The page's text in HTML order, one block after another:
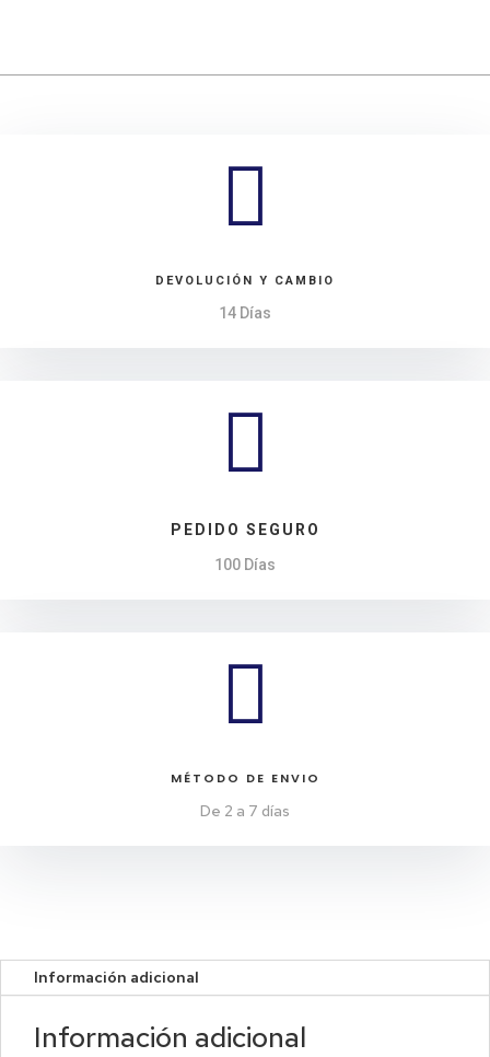

DEVOLUCIÓN Y CAMBIO
14 Días

PEDIDO SEGURO
100 Días

MÉTODO DE ENVIO
De 2 a 7 días
Información adicional
Información adicional